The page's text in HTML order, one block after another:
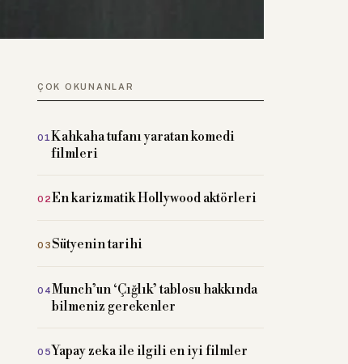
ÇOK OKUNANLAR
Kahkaha tufanı yaratan komedi
filmleri
En karizmatik Hollywood aktörleri
Sütyenin tarihi
Munch’un ‘Çığlık’ tablosu hakkında
bilmeniz gerekenler
Yapay zeka ile ilgili en iyi filmler